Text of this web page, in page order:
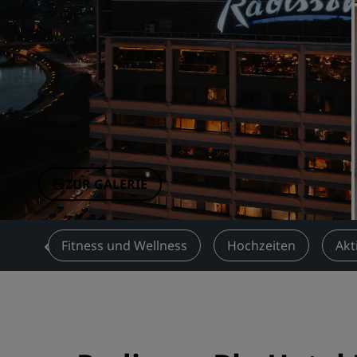
Verbundene Marken in China
ZUR GALERIE
Fitness und Wellness Hochzeiten